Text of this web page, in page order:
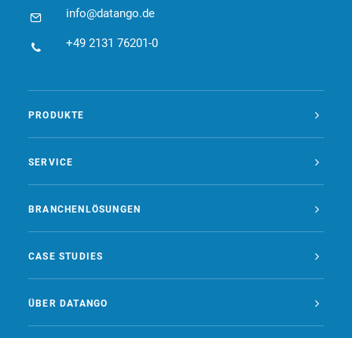
info@datango.de
+49 2131 76201-0
PRODUKTE
SERVICE
BRANCHENLÖSUNGEN
CASE STUDIES
ÜBER DATANGO